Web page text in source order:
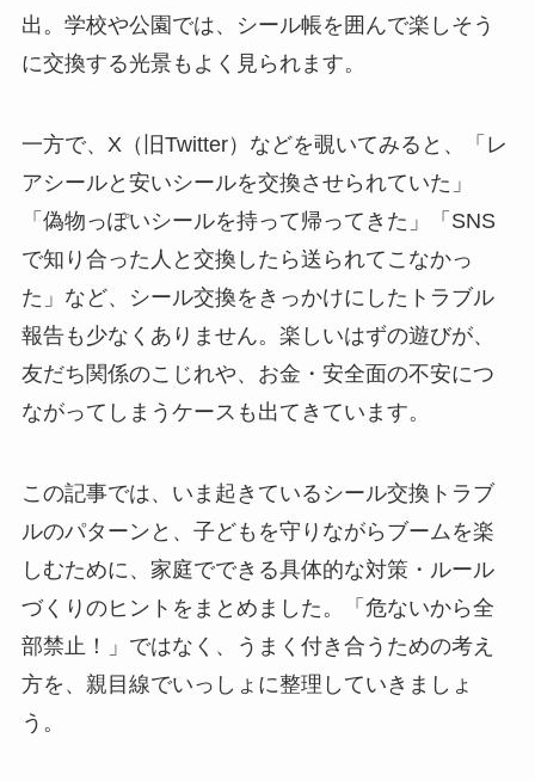
出。学校や公園では、シール帳を囲んで楽しそう
に交換する光景もよく見られます。
一方で、X（旧Twitter）などを覗いてみると、「レ
アシールと安いシールを交換させられていた」
「偽物っぽいシールを持って帰ってきた」「SNS
で知り合った人と交換したら送られてこなかっ
た」など、シール交換をきっかけにしたトラブル
報告も少なくありません。楽しいはずの遊びが、
友だち関係のこじれや、お金・安全面の不安につ
ながってしまうケースも出てきています。
この記事では、いま起きているシール交換トラブ
ルのパターンと、子どもを守りながらブームを楽
しむために、家庭でできる具体的な対策・ルール
づくりのヒントをまとめました。「危ないから全
部禁止！」ではなく、うまく付き合うための考え
方を、親目線でいっしょに整理していきましょ
う。